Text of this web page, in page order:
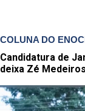
COLUNA DO
Candidatura de
deixa Zé